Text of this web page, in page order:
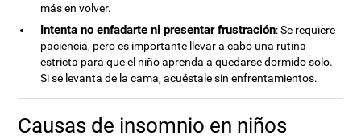
más en volver.
Intenta no enfadarte ni presentar frustración: Se requiere
paciencia, pero es importante llevar a cabo una rutina
estricta para que el niño aprenda a quedarse dormido solo.
Si se levanta de la cama, acuéstale sin enfrentamientos.
Causas de insomnio en niños